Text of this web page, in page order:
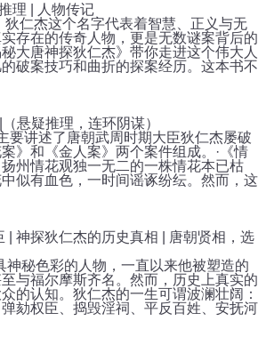
理 | 人物传记
狄仁杰这个名字代表着智慧、正义与无
存在的传奇人物，更是无数谜案背后的
大唐神探狄仁杰》带你走进这个伟大人
破案技巧和曲折的探案经历。这本书不
悬疑推理，连环阴谋）
要讲述了唐朝武周时期大臣狄仁杰屡破
》和《金人案》两个案件组成。·《情
州情花观独一无二的一株情花本已枯
似有血色，一时间谣诼纷纭。然而，这
| 神探狄仁杰的历史真相 | 唐朝贤相，选
神秘色彩的人物，一直以来他被塑造的
与福尔摩斯齐名。然而，历史上真实的
的认知。狄仁杰的一生可谓波澜壮阔：
劾权臣、捣毁淫祠、平反百姓、安抚河